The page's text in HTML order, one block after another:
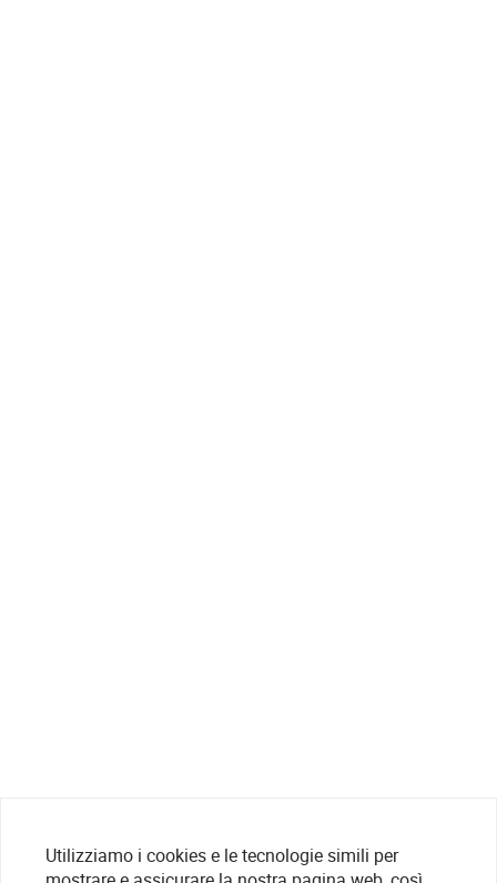
Utilizziamo i cookies e le tecnologie simili per